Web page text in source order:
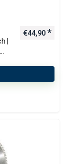
|
€44,90